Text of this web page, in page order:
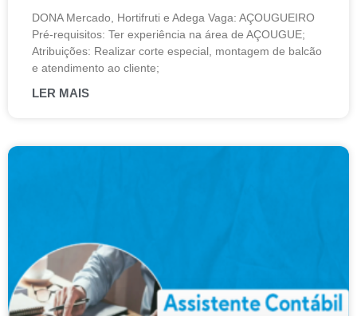
DONA Mercado, Hortifruti e Adega Vaga: AÇOUGUEIRO
Pré-requisitos: Ter experiência na área de AÇOUGUE;
Atribuições: Realizar corte especial, montagem de balcão
e atendimento ao cliente;
LER MAIS